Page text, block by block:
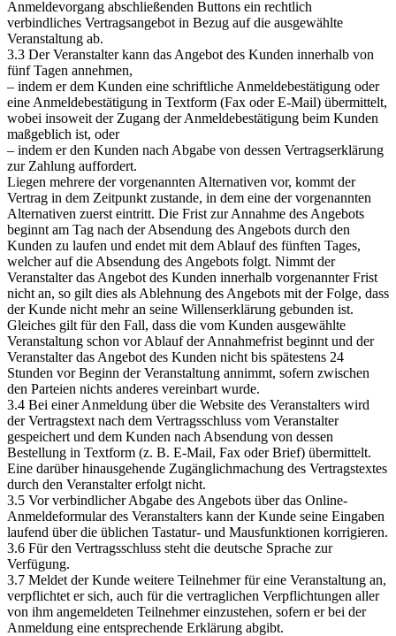
Anmeldevorgang abschließenden Buttons ein rechtlich
verbindliches Vertragsangebot in Bezug auf die ausgewählte
Veranstaltung ab.
3.3 Der Veranstalter kann das Angebot des Kunden innerhalb von
fünf Tagen annehmen,
– indem er dem Kunden eine schriftliche Anmeldebestätigung oder
eine Anmeldebestätigung in Textform (Fax oder E-Mail) übermittelt,
wobei insoweit der Zugang der Anmeldebestätigung beim Kunden
maßgeblich ist, oder
– indem er den Kunden nach Abgabe von dessen Vertragserklärung
zur Zahlung auffordert.
Liegen mehrere der vorgenannten Alternativen vor, kommt der
Vertrag in dem Zeitpunkt zustande, in dem eine der vorgenannten
Alternativen zuerst eintritt. Die Frist zur Annahme des Angebots
beginnt am Tag nach der Absendung des Angebots durch den
Kunden zu laufen und endet mit dem Ablauf des fünften Tages,
welcher auf die Absendung des Angebots folgt. Nimmt der
Veranstalter das Angebot des Kunden innerhalb vorgenannter Frist
nicht an, so gilt dies als Ablehnung des Angebots mit der Folge, dass
der Kunde nicht mehr an seine Willenserklärung gebunden ist.
Gleiches gilt für den Fall, dass die vom Kunden ausgewählte
Veranstaltung schon vor Ablauf der Annahmefrist beginnt und der
Veranstalter das Angebot des Kunden nicht bis spätestens 24
Stunden vor Beginn der Veranstaltung annimmt, sofern zwischen
den Parteien nichts anderes vereinbart wurde.
3.4 Bei einer Anmeldung über die Website des Veranstalters wird
der Vertragstext nach dem Vertragsschluss vom Veranstalter
gespeichert und dem Kunden nach Absendung von dessen
Bestellung in Textform (z. B. E-Mail, Fax oder Brief) übermittelt.
Eine darüber hinausgehende Zugänglichmachung des Vertragstextes
durch den Veranstalter erfolgt nicht.
3.5 Vor verbindlicher Abgabe des Angebots über das Online-
Anmeldeformular des Veranstalters kann der Kunde seine Eingaben
laufend über die üblichen Tastatur- und Mausfunktionen korrigieren.
3.6 Für den Vertragsschluss steht die deutsche Sprache zur
Verfügung.
3.7 Meldet der Kunde weitere Teilnehmer für eine Veranstaltung an,
verpflichtet er sich, auch für die vertraglichen Verpflichtungen aller
von ihm angemeldeten Teilnehmer einzustehen, sofern er bei der
Anmeldung eine entsprechende Erklärung abgibt.